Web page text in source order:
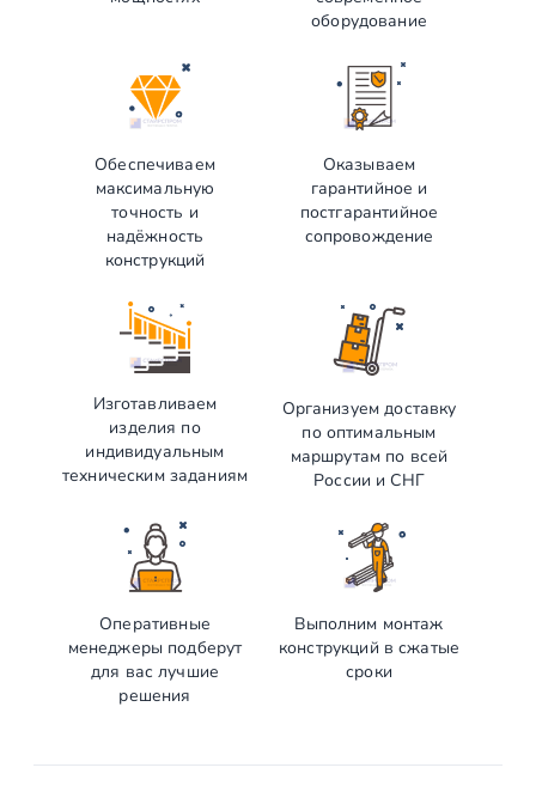
оборудование
Обеспечиваем
максимальную
точность и
надёжность
конструкций
Оказываем
гарантийное и
постгарантийное
сопровождение
Изготавливаем
изделия по
индивидуальным
техническим заданиям
Организуем доставку
по оптимальным
маршрутам по всей
России и СНГ
Оперативные
менеджеры подберут
для вас лучшие
решения
Выполним монтаж
конструкций в сжатые
сроки